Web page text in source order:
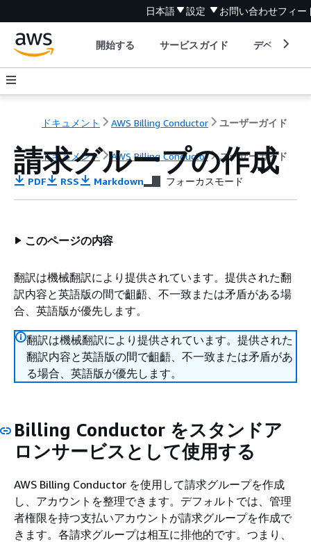
日本語 設定 お問い合わせフィー
開始する サービスガイド デベロッパ
ドキュメント AWS Billing Conductor ユーザーガイド
ドキュメント AWS Billing Conductor ユーザーガイド
請求グループの作成
PDF RSS Markdown フォーカスモード
このページの内容
翻訳は機械翻訳により提供されています。提供された翻
訳内容と英語版の間で齟齬、不一致または矛盾がある場
合、英語版が優先します。
翻訳は機械翻訳により提供されています。提供された
翻訳内容と英語版の間で齟齬、不一致または矛盾があ
る場合、英語版が優先します。
Billing Conductor をスタンドア
ロンサービスとして使用する
AWS Billing Conductor を使用して請求グループを作成
し、アカウントを整理できます。デフォルトでは、管理
者権限を持つ支払いアカウントが請求グループを作成で
きます。各請求グループは相互に排他的です。つまり、